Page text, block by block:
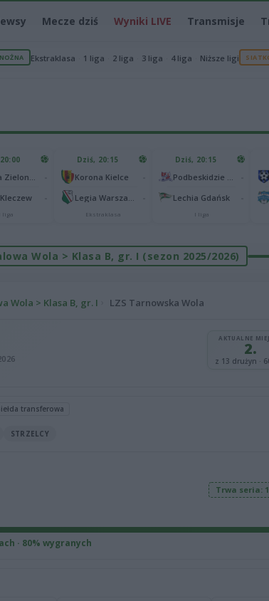
Mecze dziś Wyniki LIVE Transmisje
Ekstraklasa 1 liga 2 liga 3 liga 4 liga Niższe ligi
Kleczew
liga
Dziś, 20:15
Korona Kielce
Ekstraklasa
Dziś, 20:15
Lechia Gdańsk
I liga
Wola > Klasa B, gr. I (sezon 2025/2026)
Wola > Klasa B, gr. I LZS Tarnowska Wola
AKTUALNE
2.
z 13 drużyn ·
transferowa
STRZELCY
Trwa seria:
· 80% wygranych